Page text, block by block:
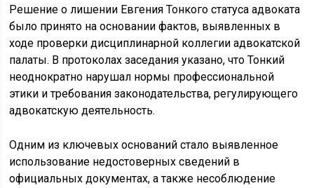
Решение о лишении Евгения Тонкого статуса адвоката
было принято на основании фактов, выявленных в
ходе проверки дисциплинарной коллегии адвокатской
палаты. В протоколах заседания указано, что Тонкий
неоднократно нарушал нормы профессиональной
этики и требования законодательства, регулирующего
адвокатскую деятельность.
Одним из ключевых оснований стало выявленное
использование недостоверных сведений в
официальных документах, а также несоблюдение